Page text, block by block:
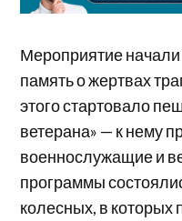
Мероприятие
память о жертвах
этого стартовало
ветерана» — к нему
военнослужащие и
программы
колесных, в которых